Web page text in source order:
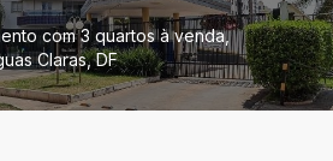
com 3 quartos à venda,
Claras, DF